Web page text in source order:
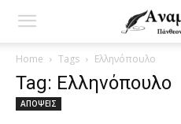
Home Tags Ελληνόπουλο
Tag: Ελληνόπουλο
ΑΠΟΨΕΙΣ